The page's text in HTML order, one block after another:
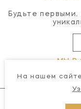
Будьте первыми,
МЫ В
На нашем